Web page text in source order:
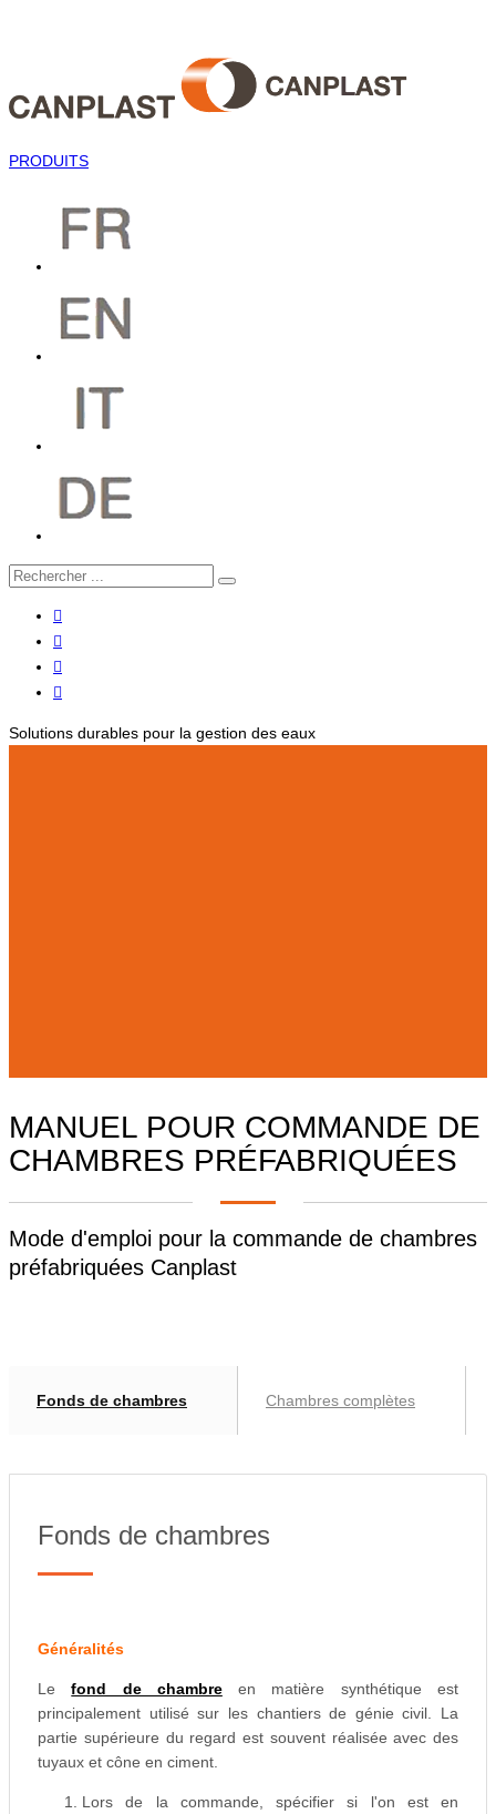
PRODUITS
Solutions durables pour la gestion des eaux
MANUEL POUR COMMANDE DE
CHAMBRES PRÉFABRIQUÉES
Mode d'emploi pour la commande de chambres
préfabriquées Canplast
Fonds de chambres Chambres complètes
Fonds de chambres
Généralités
Lefond de chambreen matière synthétique est
principalement utilisé sur les chantiers de génie civil. La
partie supérieure du regard est souvent réalisée avec des
tuyaux et cône en ciment.
Lors de la commande, spécifier si l'on est en